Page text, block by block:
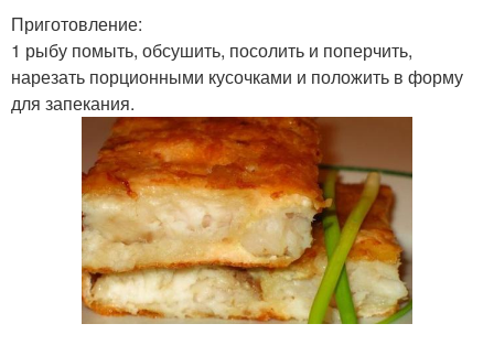
Приготовление:
1 рыбу помыть, обсушить, посолить и поперчить,
нарезать порционными кусочками и положить в форму
для запекания.